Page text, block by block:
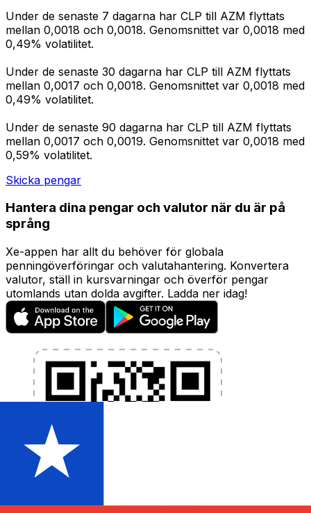
Under de senaste 7 dagarna har CLP till AZM flyttats
mellan 0,0018 och 0,0018. Genomsnittet var 0,0018 med
0,49% volatilitet.
Under de senaste 30 dagarna har CLP till AZM flyttats
mellan 0,0017 och 0,0018. Genomsnittet var 0,0018 med
0,49% volatilitet.
Under de senaste 90 dagarna har CLP till AZM flyttats
mellan 0,0017 och 0,0019. Genomsnittet var 0,0018 med
0,59% volatilitet.
Skicka pengar
Hantera dina pengar och valutor när du är på
språng
Xe-appen har allt du behöver för globala
penningöverföringar och valutahantering. Konvertera
valutor, ställ in kursvarningar och överför pengar
utomlands utan dolda avgifter. Ladda ner idag!